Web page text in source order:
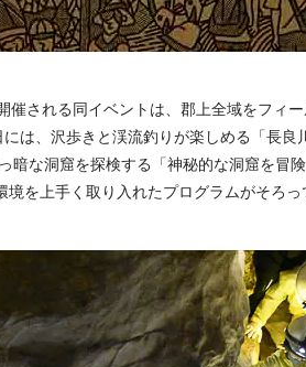
催される同イベントは、郡上全域をフィ
は、沢歩きと渓流釣りが楽しめる「長
暗な洞窟を探検する「神秘的な洞窟を冒
境を上手く取り入れたプログラムがそろっ